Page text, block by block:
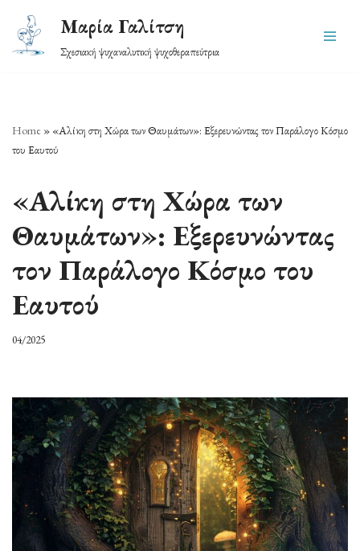
Skip
Μαρία Γαλίτση
Σχεσιακή ψυχαναλυτική ψυχοθεραπεύτρια
Home » «Αλίκη στη Χώρα των Θαυμάτων»: Εξερευνώντας τον Παράλογο Κόσμο
του Εαυτού
«Αλίκη στη Χώρα των
Θαυμάτων»: Εξερευνώντας
τον Παράλογο Κόσμο του
Εαυτού
04/2025